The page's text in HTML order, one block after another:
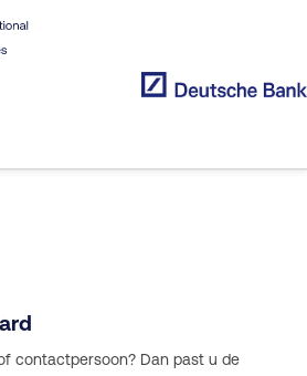
contactpersoon? Dan past u de